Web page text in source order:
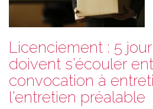
Licenciement : 5
doivent s'écouler
convocation à
l'entretien préalable